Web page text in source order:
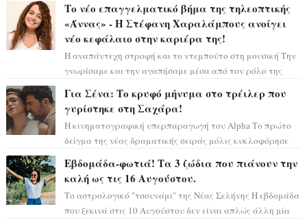
Το νέο επαγγελματικό βήμα της τηλεοπτικής
«Άννας» - Η Στέφανη Χαραλάμπους ανοίγει
νέο κεφάλαιο στην καριέρα της!
Η αναπάντεχη στροφή και το ντεμπούτο στη μουσική Την
γνωρίσαμε και την αγαπήσαμε μέσα από τον ρόλο της
Για Σένα: Το κρυφό μήνυμα στο τρέιλερ που
γυρίστηκε στη Σαχάρα!
Η κινηματογραφική υπερπαραγωγή του Alpha Το πρώτο
δείγμα της νέας δραματικής σειράς μόλις κυκλοφόρησε
Εβδομάδα-φωτιά! Τα 3 ζώδια που πιάνουν την
καλή ως τις 16 Αυγούστου.
Το αστρολογικό "τσουνάμι" της Νέας Σελήνης Η εβδομάδα
που ξεκινά στις 10 Αυγούστου δεν είναι απλώς άλλη μία